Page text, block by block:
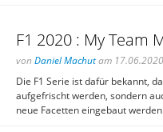
F1 2020 : My Team
von Daniel Machutam
Die F1 Serie ist dafür bekannt,
aufgefrischt werden, sondern
neue Facetten eingebaut